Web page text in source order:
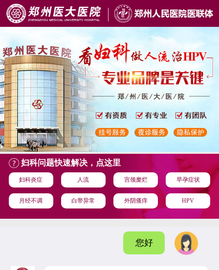
妇科问题快速解决，点这里
妇科炎症 人流 宫颈糜烂 早孕症状
月经不调 白带异常 外阴瘙痒 HPV
您好